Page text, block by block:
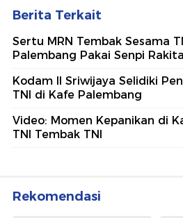
Berita Terkait
Sertu MRN Tembak Sesama
Palembang Pakai Senpi
Kodam II Sriwijaya Selidiki
TNI di Kafe Palembang
Video: Momen Kepanikan di
TNI Tembak TNI
Rekomendasi